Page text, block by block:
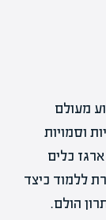
מעולם
וסמויות
כלים
ללמוד כיצד
הולם.